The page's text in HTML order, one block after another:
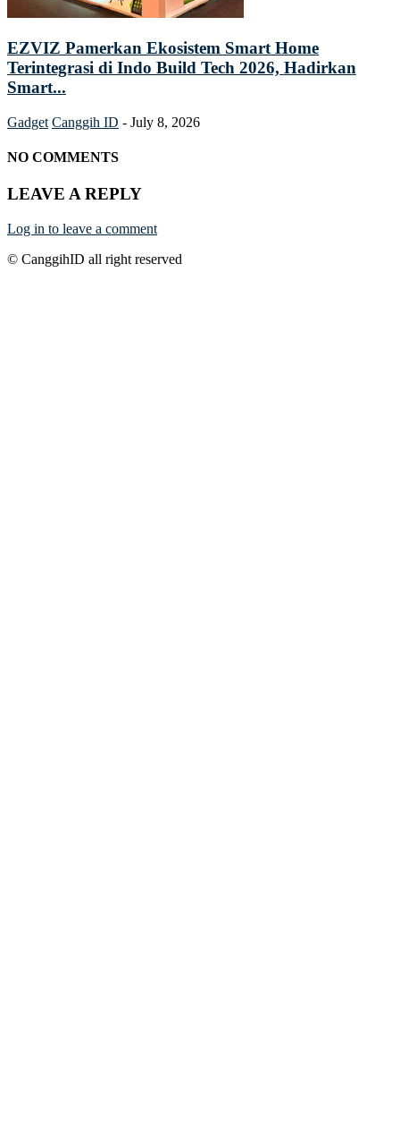
EZVIZ Pamerkan Ekosistem Smart Home
Terintegrasi di Indo Build Tech 2026, Hadirkan
Smart...
Gadget Canggih ID - July 8, 2026
NO COMMENTS
LEAVE A REPLY
Log in to leave a comment
© CanggihID all right reserved